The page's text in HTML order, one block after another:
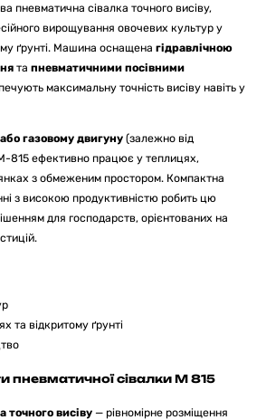
пневматична сівалка точного висіву,
вирощування овочевих культур у
ґрунті. Машина оснащена гідравлічною
та пневматичними посівними
максимальну точність висіву навіть у
газовому двигуну(залежно від
M-815 ефективно працює у теплицях,
з обмеженим простором. Компактна
з високою продуктивністю робить цю
для господарств, орієнтованих на
та відкритому ґрунті
пневматичної сівалки M 815
точного висіву— рівномірне розміщення